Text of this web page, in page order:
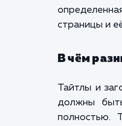
страницы и
В чём
Тайтлы и
должны
полностью.